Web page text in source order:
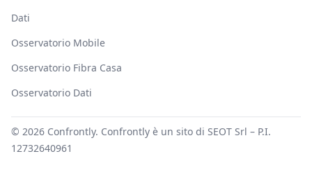
Dati
Osservatorio Mobile
Osservatorio Fibra Casa
Osservatorio Dati
© 2026 Confrontly. Confrontly è un sito di SEOT Srl – P.I.
12732640961